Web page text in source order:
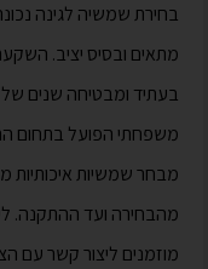
בחירת שמשיה לגינה
מתאים ובסיס יציב.
בעתיד ומבטיחה שנים
מבחר שמשיות איכותיות
מהבחירה ועד ההתקנה.
מוזמנים ליצור קשר עם